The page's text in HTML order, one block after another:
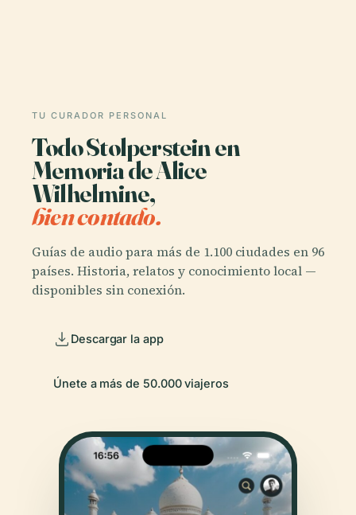
TU CURADOR PERSONAL
Todo Stolperstein en
Memoria de Alice
Wilhelmine,
bien contado.
Guías de audio para más de 1.100 ciudades en 96
países. Historia, relatos y conocimiento local —
disponibles sin conexión.
Descargar la app
Únete a más de 50.000 viajeros